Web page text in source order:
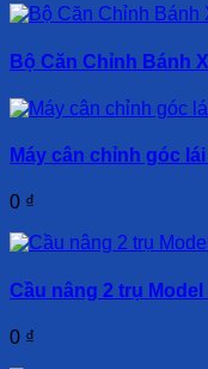
Bộ Căn Chỉnh Bánh
Máy cân chỉnh góc
0 ₫
Cầu nâng 2 trụ
0 ₫